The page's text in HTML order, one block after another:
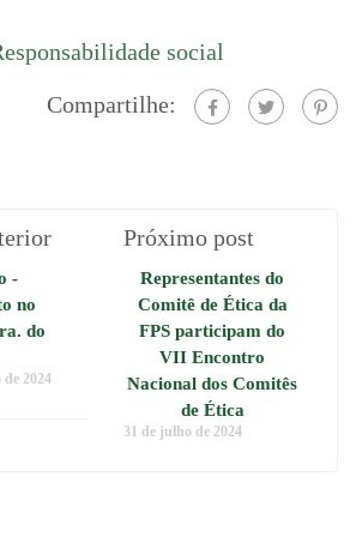
social
Compartilhe:
-
no
do
2024
Próximo post
Representantes do
Comitê de Ética da
FPS participam do
VII Encontro
Nacional dos Comitês
de Ética
31 de julho de 2024